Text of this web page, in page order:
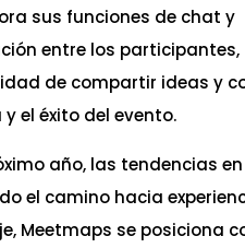
sus funciones de chat y
entre los participantes,
de compartir ideas y
el éxito del evento.
año, las tendencias en
el camino hacia
Meetmaps se posiciona